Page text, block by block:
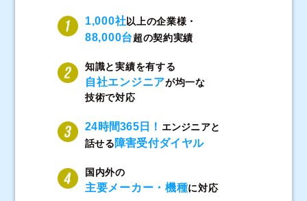
1,000社以上の企業様・
88,000台超の契約実績
知識と実績を有する
自社エンジニアが均一な
技術で対応
24時間365日！ エンジニアと
話せる障害受付ダイヤル
国内外の
主要メーカー・機種に対応